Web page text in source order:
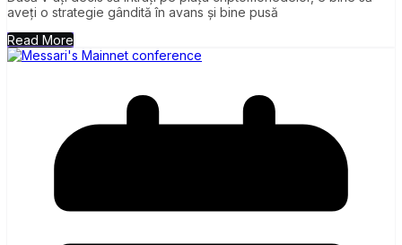
aveți o strategie gândită în avans și bine pusă
Read More